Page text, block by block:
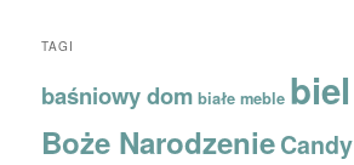
TAGI
baśniowy dom białe meble biel
Boże NarodzenieCandy